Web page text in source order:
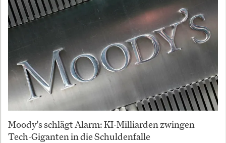
Moody's schlägt Alarm: KI-Milliarden zwingen
Tech-Giganten in die Schuldenfalle